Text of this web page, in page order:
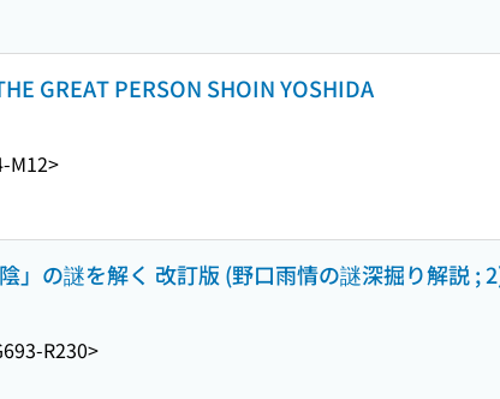
GREAT PERSON SHOIN YOSHIDA
M12>
」の謎を解く 改訂版 (野口雨情の謎深掘り解説 ;
R230>